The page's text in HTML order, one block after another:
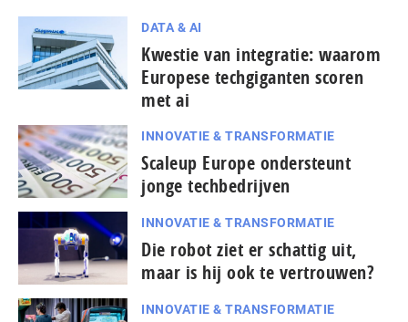
DATA & AI
Kwestie van integratie: waarom
Europese techgiganten scoren
met ai
INNOVATIE & TRANSFORMATIE
Scaleup Europe ondersteunt
jonge techbedrijven
INNOVATIE & TRANSFORMATIE
Die robot ziet er schattig uit,
maar is hij ook te vertrouwen?
INNOVATIE & TRANSFORMATIE